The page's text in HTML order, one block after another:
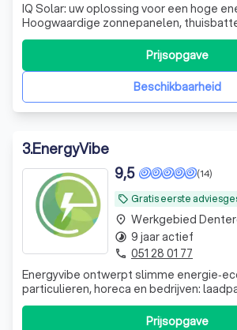
IQ Solar: uw oplossing voor een hoge
Hoogwaardige zonnepanelen,
laadpalen. Investeer in een duurzame
geniet zorgeloos van zelfvoorzienende
Beschikbaarheid
Prijsopgave
3.EnergyVibe
local_offer Gratis eerste
(14)
9,5
Energyvibe ontwerpt slimme
particulieren, horeca en bedrijven:
zonnepanelen, batterijen en
Prijsopgave
place Werkgebied
timelapse 9 jaar actief
phone 051 28 01 77